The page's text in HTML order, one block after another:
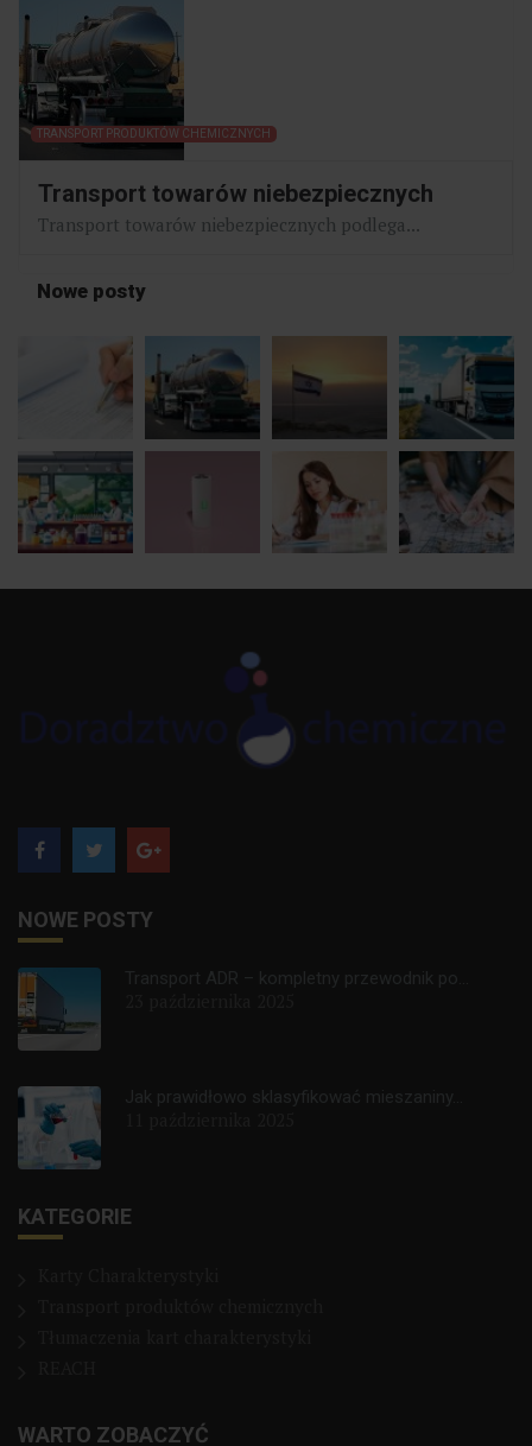
TRANSPORT PRODUKTÓW CHEMICZNYCH
Transport towarów niebezpiecznych
Transport towarów niebezpiecznych podlega...
Nowe posty
NOWE POSTY
Transport ADR – kompletny przewodnik po...
Jak prawidłowo sklasyfikować mieszaniny...
KATEGORIE
WARTO ZOBACZYĆ